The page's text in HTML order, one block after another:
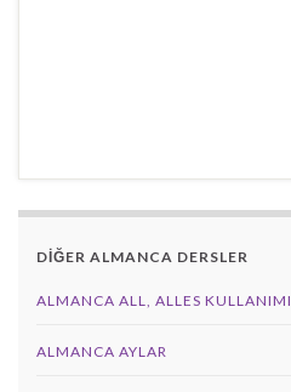
DİĞER ALMANCA DERSLER
ALMANCA ALL, ALLES KULLANIMI
ALMANCA AYLAR